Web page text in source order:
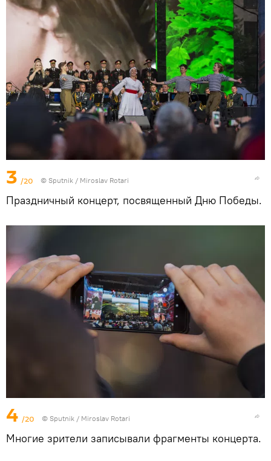
3 /20 © Sputnik / Miroslav Rotari
Праздничный концерт, посвященный Дню Победы.
4 /20 © Sputnik / Miroslav Rotari
Многие зрители записывали фрагменты концерта.